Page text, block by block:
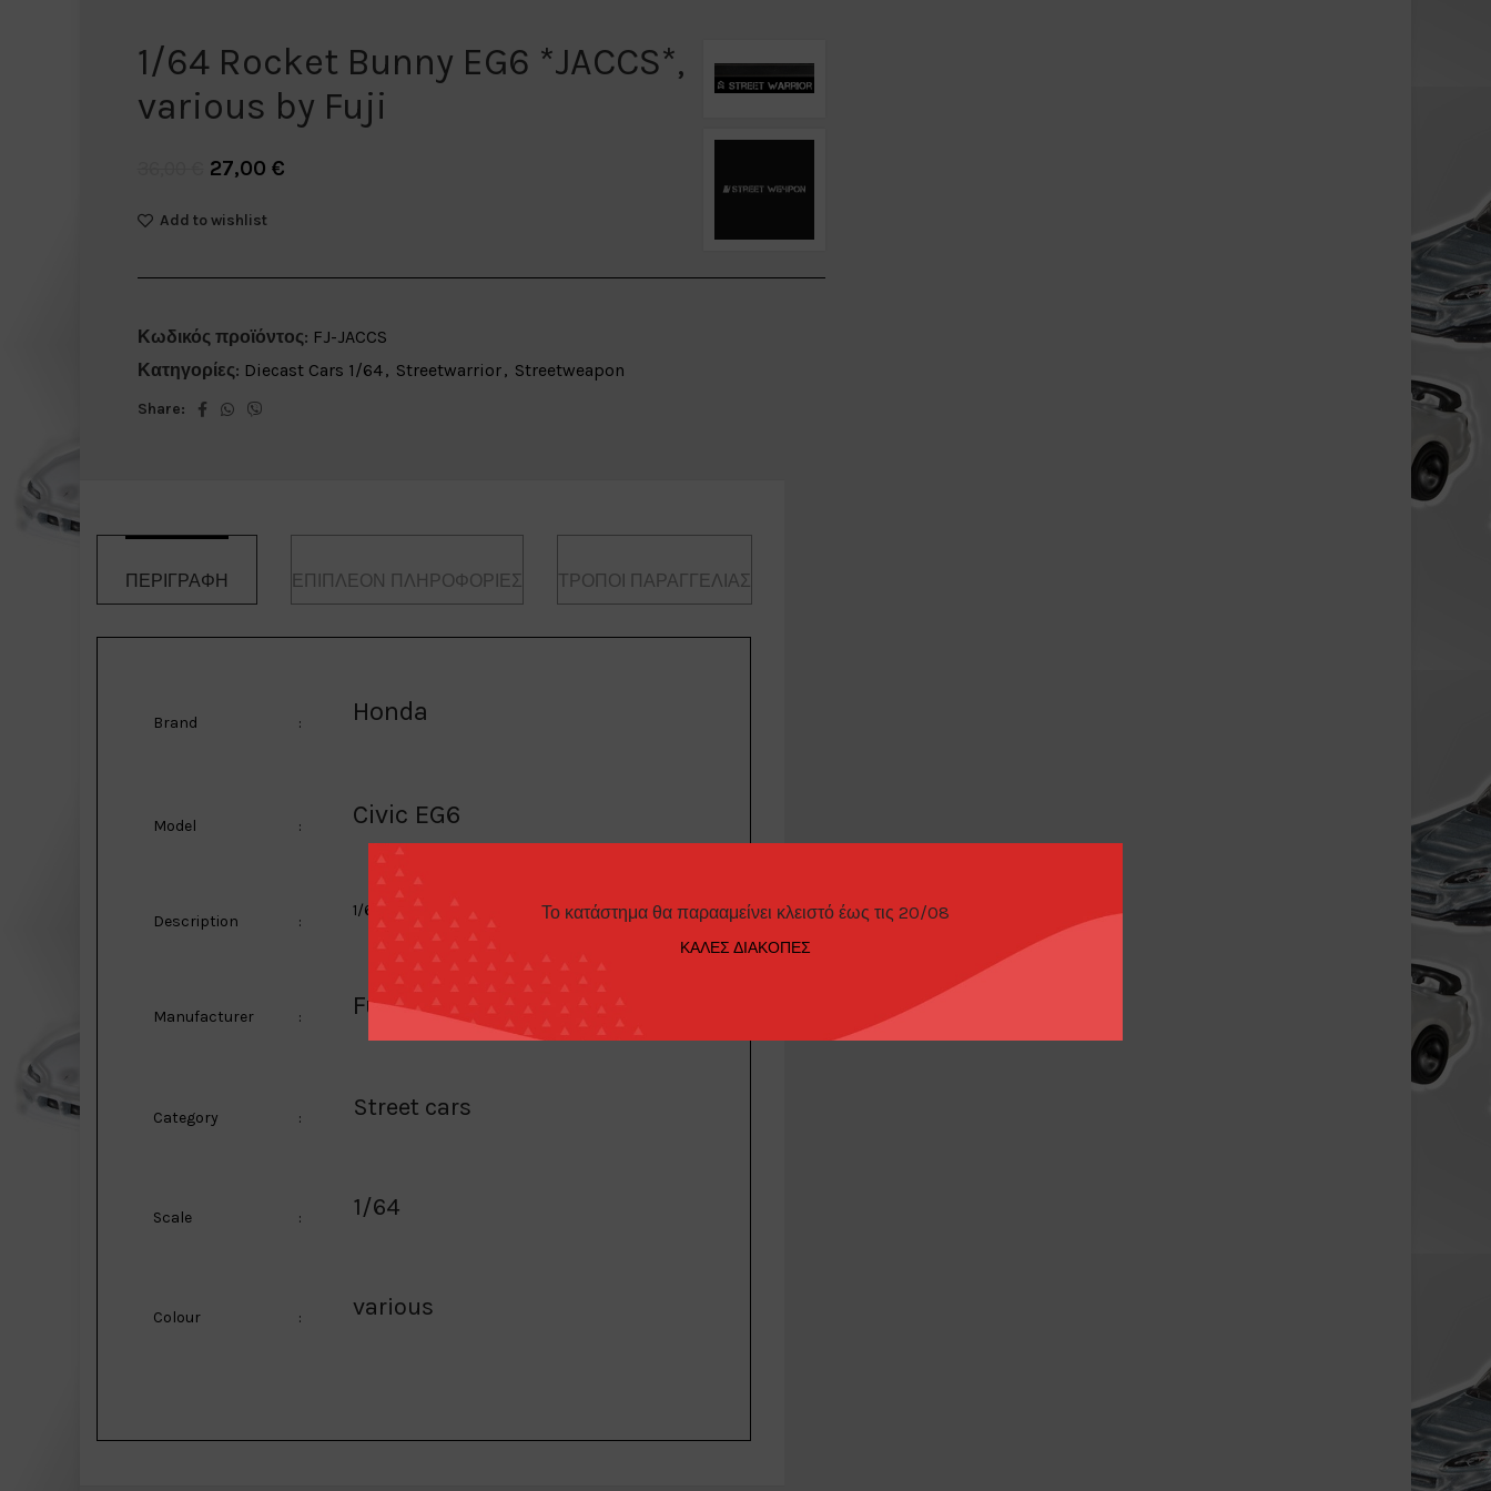
Το κατάστημα θα παρααμείνει κλειστό έως τις 20/08
ΚΑΛΕΣ ΔΙΑΚΟΠΕΣ
1/64 Rocket Bunny EG6 *JACCS*,
various by Fuji
27,00 €
Add to wishlist
Κωδικός προϊόντος: FJ-JACCS
Κατηγορίες: Diecast Cars 1/64, Streetwarrior, Streetweapon
Share:
ΠΕΡΙΓΡΑΦΉ ΕΠΙΠΛΈΟΝ ΠΛΗΡΟΦΟΡΊΕΣ ΤΡΌΠΟΙ ΠΑΡΑΓΓΕΛΊΑΣ
Brand : Honda
Model : Civic EG6
Description :
1/64 Rocket Bunny EG6 *JACCS*, various
Manufacturer : Fuji
Category : Street cars
Scale : 1/64
Colour : various